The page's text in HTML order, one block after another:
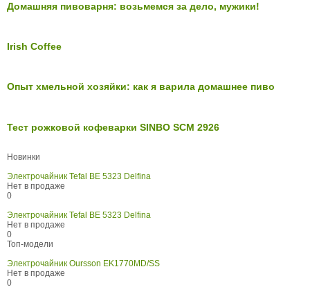
Домашняя пивоварня: возьмемся за дело, мужики!
Irish Coffee
Опыт хмельной хозяйки: как я варила домашнее пиво
Тест рожковой кофеварки SINBO SCM 2926
Новинки
Электрочайник Tefal BE 5323 Delfina
Нет в продаже
0
Электрочайник Tefal BE 5323 Delfina
Нет в продаже
0
Топ-модели
Электрочайник Oursson EK1770MD/SS
Нет в продаже
0